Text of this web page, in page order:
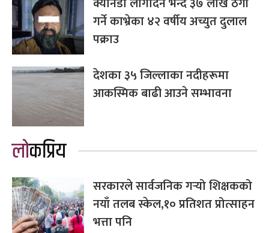
गर्ने काभ्रेका ४२ वर्षीय अच्युत दुलाल
पक्राउ
देशका ३५ जिल्लाका नदीहरूमा
आकस्मिक बाढी आउने सम्भावना
लोकप्रिय
सरकारले सार्वजनिक गर्‍यो शिक्षकको
नयाँ तलब स्केल,१० प्रतिशत प्रोत्साहन
भत्ता पनि